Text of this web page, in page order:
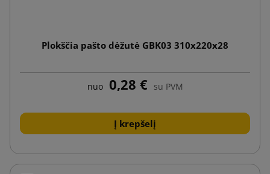
Plokščia pašto dėžutė GBK03 310x220x28
nuo 0,28 € su PVM
Į krepšelį